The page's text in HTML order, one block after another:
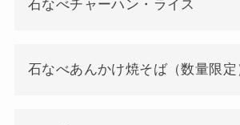
石なべチャーハン・ライス
石なべあんかけ焼そば（数量限定